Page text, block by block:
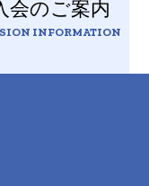
会のご案内
INFORMATION